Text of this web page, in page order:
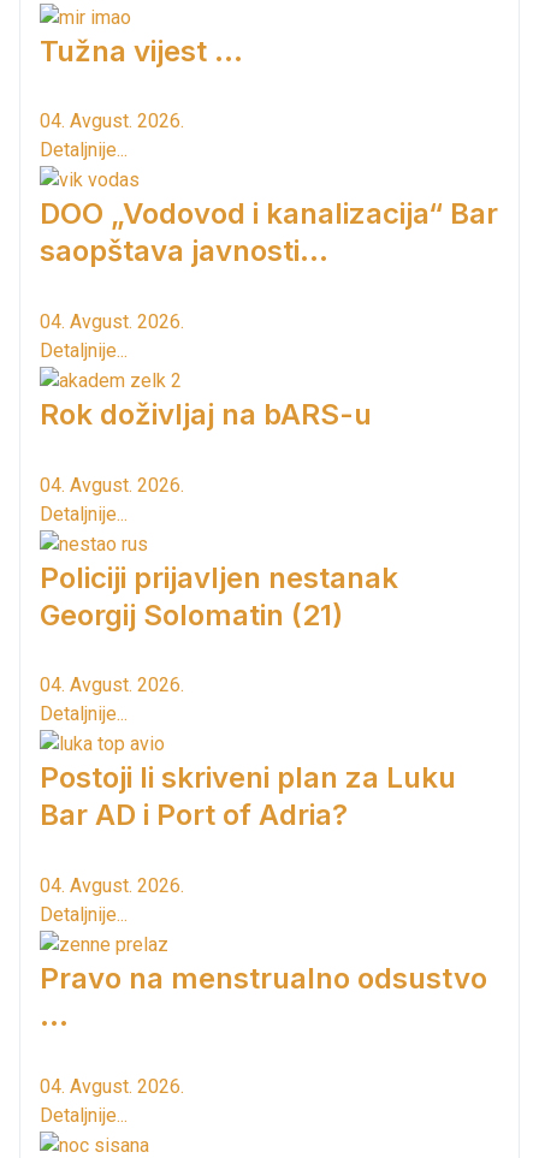
Tužna vijest ...
04. Avgust. 2026.
Detaljnije...
DOO „Vodovod i kanalizacija“ Bar
saopštava javnosti...
04. Avgust. 2026.
Detaljnije...
Rok doživljaj na bARS-u
04. Avgust. 2026.
Detaljnije...
Policiji prijavljen nestanak
Georgij Solomatin (21)
04. Avgust. 2026.
Detaljnije...
Postoji li skriveni plan za Luku
Bar AD i Port of Adria?
04. Avgust. 2026.
Detaljnije...
Pravo na menstrualno odsustvo
...
04. Avgust. 2026.
Detaljnije...